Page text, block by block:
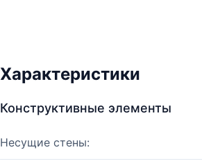
Характеристики
Конструктивные элементы
Несущие стены: